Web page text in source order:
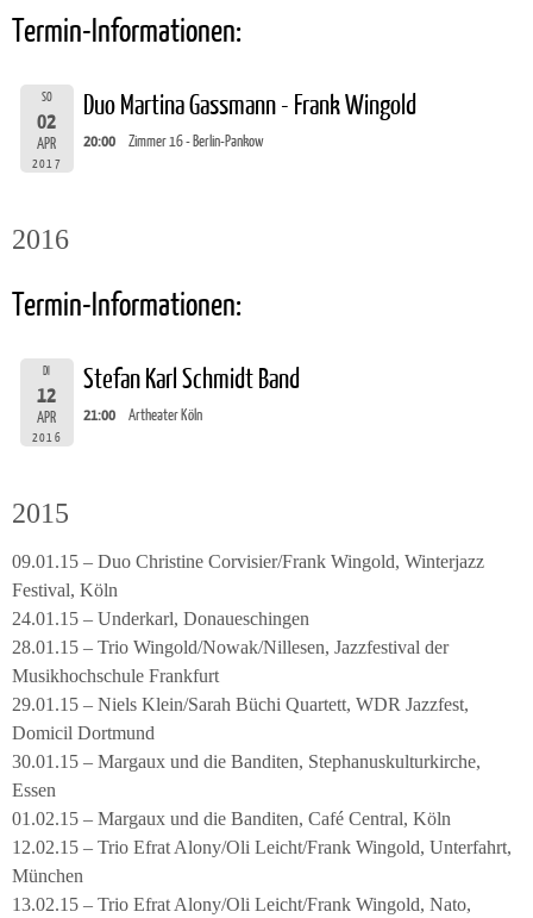
Termin-Informationen:
SO
02
APR
2017
Duo Martina Gassmann - Frank Wingold
20:00 Zimmer 16 - Berlin-Pankow
2016
Termin-Informationen:
DI
12
APR
2016
Stefan Karl Schmidt Band
21:00 Artheater Köln
2015
09.01.15 – Duo Christine Corvisier/Frank Wingold, Winterjazz
Festival, Köln
24.01.15 – Underkarl, Donaueschingen
28.01.15 – Trio Wingold/Nowak/Nillesen, Jazzfestival der
Musikhochschule Frankfurt
29.01.15 – Niels Klein/Sarah Büchi Quartett, WDR Jazzfest,
Domicil Dortmund
30.01.15 – Margaux und die Banditen, Stephanuskulturkirche,
Essen
01.02.15 – Margaux und die Banditen, Café Central, Köln
12.02.15 – Trio Efrat Alony/Oli Leicht/Frank Wingold, Unterfahrt,
München
13.02.15 – Trio Efrat Alony/Oli Leicht/Frank Wingold, Nato,